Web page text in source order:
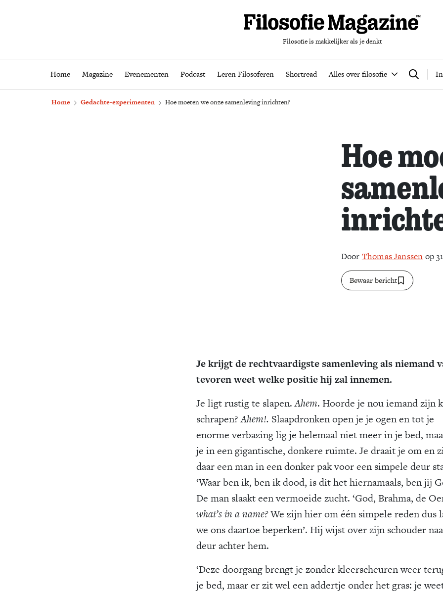
Filosofie is makkelijker als je denkt
Home Magazine Evenementen Podcast Leren Filosoferen Shortread Alles over filosofie Zoeken
Home Magazine Evenementen Podcast Leren Filosoferen Shortread Alles over
Home Gedachte-experimenten Hoe moeten we onze samenleving inrichten?
Hoe
Door Thomas Janssen op
Bewaar bericht
Je krijgt de rechtvaardigste samenleving als niemand
tevoren weet welke positie hij zal innemen.
Je ligt rustig te slapen.Ahem. Hoorde je nou iemand zijn
schrapen?Ahem!. Slaapdronken open je je ogen en tot je
enorme verbazing lig je helemaal niet meer in je bed,
je in een gigantische, donkere ruimte. Je draait je om en
daar een man in een donker pak voor een simpele deur
‘Waar ben ik, ben ik dood, is dit het hiernamaals, ben jij
De man slaakt een vermoeide zucht. ‘God, Brahma, de
what’s in a name?We zijn hier om één simpele reden dus
we ons daartoe beperken’. Hij wijst over zijn schouder
deur achter hem.
‘Deze doorgang brengt je zonder kleerscheuren weer
je bed, maar er zit wel een addertje onder het gras: je